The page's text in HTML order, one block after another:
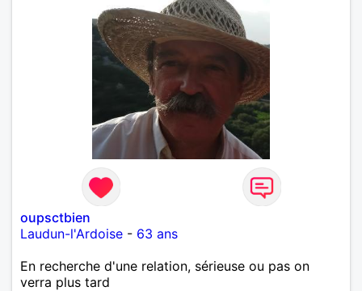
oupsctbien
Laudun-l'Ardoise - 63 ans
En recherche d'une relation, sérieuse ou pas on
verra plus tard